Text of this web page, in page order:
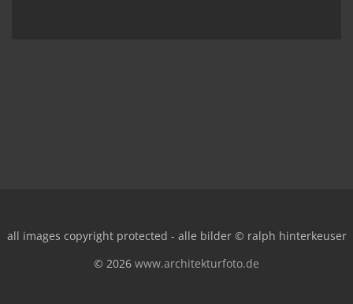
all images copyright protected - alle bilder © ralph hinterkeuser
© 2026 www.architekturfoto.de